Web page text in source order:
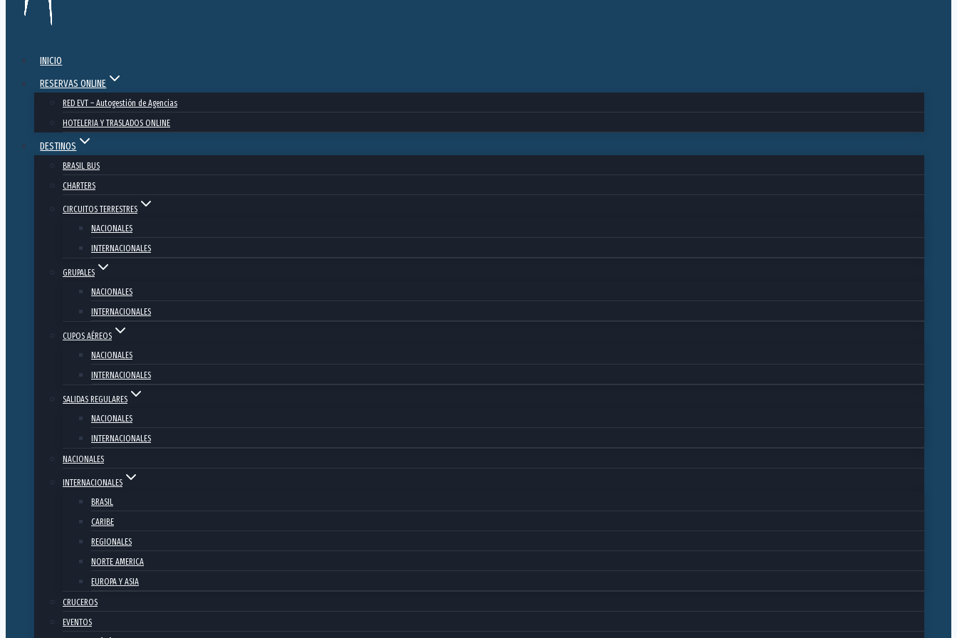
INICIO
RESERVAS ONLINE
RED EVT – Autogestión de Agencias
HOTELERIA Y TRASLADOS ONLINE
DESTINOS
BRASIL BUS
CHARTERS
CIRCUITOS TERRESTRES
NACIONALES
INTERNACIONALES
GRUPALES
NACIONALES
INTERNACIONALES
CUPOS AÉREOS
NACIONALES
INTERNACIONALES
SALIDAS REGULARES
NACIONALES
INTERNACIONALES
NACIONALES
INTERNACIONALES
BRASIL
CARIBE
REGIONALES
NORTE AMERICA
EUROPA Y ASIA
CRUCEROS
EVENTOS